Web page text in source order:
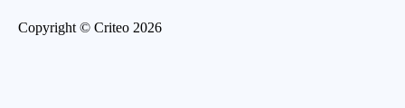
Copyright © Criteo 2026